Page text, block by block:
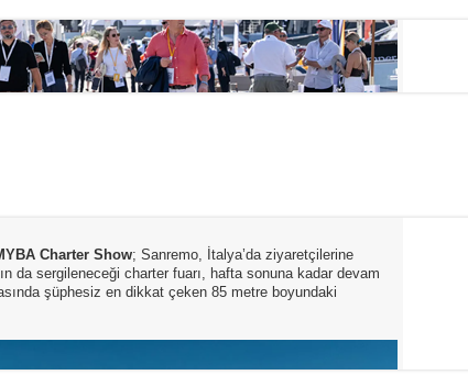
Charter Show; Sanremo, İtalya’da ziyaretçilerine
da sergileneceği charter fuarı, hafta sonuna kadar devam
şüphesiz en dikkat çeken 85 metre boyundaki